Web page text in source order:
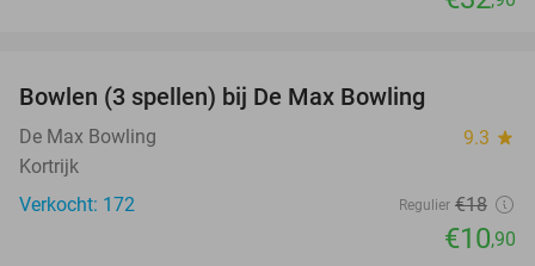
Bowlen (3 spellen) bij De Max Bowling
De Max Bowling 9.3 star
Kortrijk
Verkocht: 172
Regulier €18
€10,90